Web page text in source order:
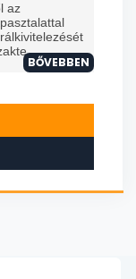
az
BŐVEBBEN